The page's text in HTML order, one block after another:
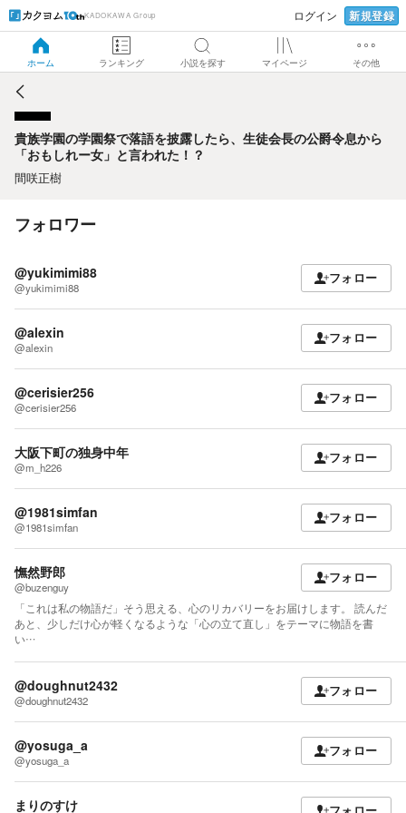
KADOKAWA Group ログイン 新規登録
ホーム ランキング 小説を探す マイページ その他
貴族学園の学園祭で落語を披露したら、生徒会長の公爵令息
から「おもしれー女」と言われた！？
貴族学園の学園祭で落語を披露したら、生徒会長の公爵令息から
「おもしれー女」と言われた！？
間咲正樹
フォロワー
@yukimimi88
@yukimimi88
フォロー
@alexin
@alexin
フォロー
@cerisier256
@cerisier256
フォロー
大阪下町の独身中年
@m_h226
フォロー
@1981simfan
@1981simfan
フォロー
憮然野郎
@buzenguy
フォロー
「これは私の物語だ」そう思える、心のリカバリーをお届けします。 読んだ
あと、少しだけ心が軽くなるような「心の立て直し」をテーマに物語を書
い…
@doughnut2432
@doughnut2432
フォロー
@yosuga_a
@yosuga_a
フォロー
まりのすけ